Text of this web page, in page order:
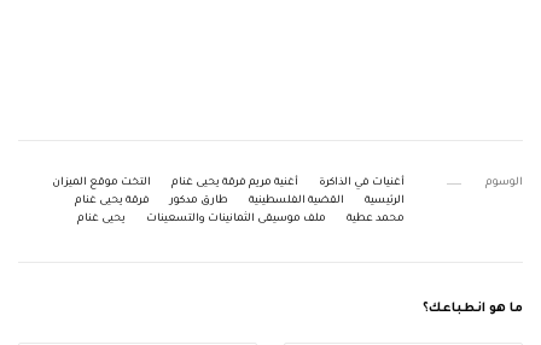
الوسوم أغنيات في الذاكرة أغنية مريم فرقة يحيى غنام
التخت موقع الميزان
الرئيسية
القضية الفلسطينية طارق مدكور
فرقة يحيى غنام
محمد عطية
ملف موسيقى الثمانينات والتسعينات يحيى غنام
ما هو انطباعك؟